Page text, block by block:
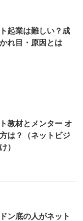
起業は難しい？成
れ目・原因とは
教材とメンター オ
は？（ネットビジ
）
ン底の人がネット